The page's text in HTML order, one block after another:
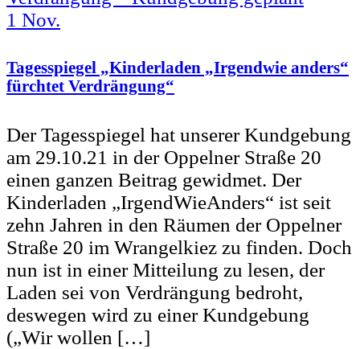
1 Nov.
Tagesspiegel „Kinderladen „Irgendwie anders“
fürchtet Verdrängung“
Der Tagesspiegel hat unserer Kundgebung
am 29.10.21 in der Oppelner Straße 20
einen ganzen Beitrag gewidmet. Der
Kinderladen „IrgendWieAnders“ ist seit
zehn Jahren in den Räumen der Oppelner
Straße 20 im Wrangelkiez zu finden. Doch
nun ist in einer Mitteilung zu lesen, der
Laden sei von Verdrängung bedroht,
deswegen wird zu einer Kundgebung
(„Wir wollen […]